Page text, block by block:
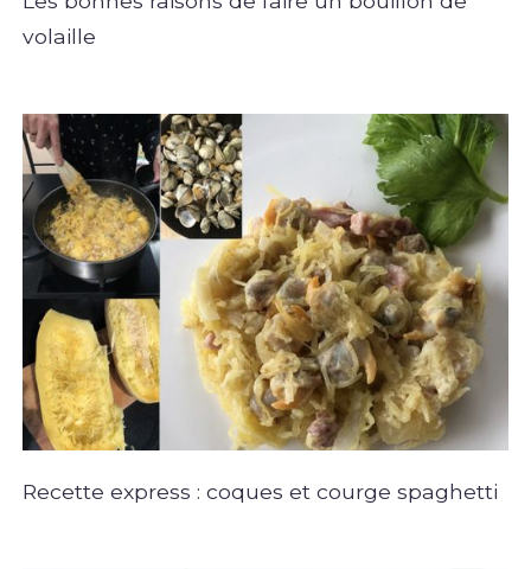
volaille
Recette express : coques et courge spaghetti